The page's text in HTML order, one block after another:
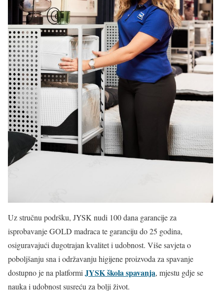
Uz stručnu podršku, JYSK nudi 100 dana garancije za
isprobavanje GOLD madraca te garanciju do 25 godina,
osiguravajući dugotrajan kvalitet i udobnost. Više savjeta o
poboljšanju sna i održavanju higijene proizvoda za spavanje
dostupno je na platformiJYSK škola spavanja, mjestu gdje se
nauka i udobnost susreću za bolji život.